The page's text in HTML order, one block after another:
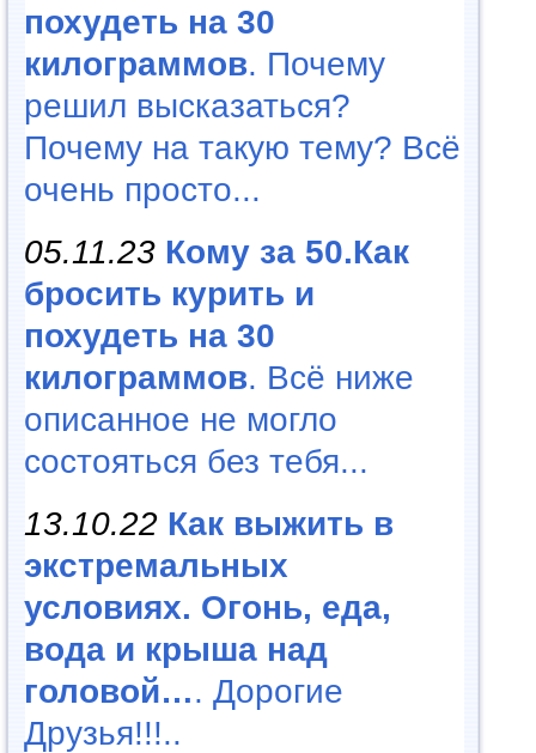
похудеть на 30
килограммов. Почему
решил высказаться?
Почему на такую тему? Всё
очень просто...
05.11.23 Кому за 50.Как
бросить курить и
похудеть на 30
килограммов. Всё ниже
описанное не могло
состояться без тебя...
13.10.22 Как выжить в
экстремальных
условиях. Огонь, еда,
вода и крыша над
головой…. Дорогие
Друзья!!!..